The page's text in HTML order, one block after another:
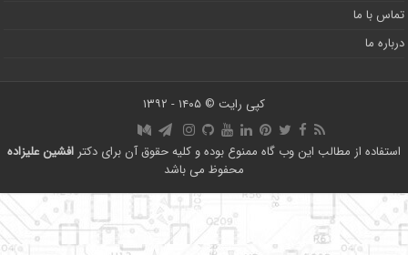
تماس با ما
درباره ما
کپی رایت © ۱۴۰۵ - ۱۳۹۲
استفاده از مطالب این وب گاه ممنوع بوده و کلیه حقوق آن برای دکترافشین علیزاده
محفوظ می باشد